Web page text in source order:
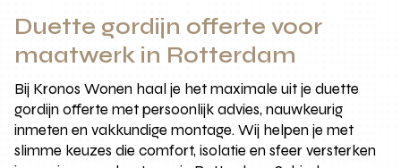
Duette gordijn offerte voor
maatwerk in Rotterdam
Bij Kronos Wonen haal je het maximale uit je duette
gordijn offerte met persoonlijk advies, nauwkeurig
inmeten en vakkundige montage. Wij helpen je met
slimme keuzes die comfort, isolatie en sfeer versterken